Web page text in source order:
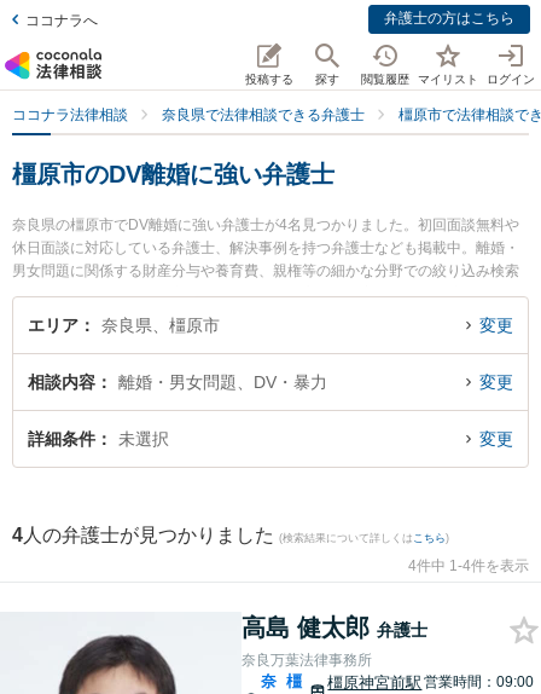
ココナラへ 弁護士の方はこちら
投稿する 探す 閲覧履歴 マイリスト ログイン
ココナラ法律相談 奈良県で法律相談できる弁護士 橿原市で法律相談で
橿原市のDV離婚に強い弁護士
奈良県の橿原市でDV離婚に強い弁護士が4名見つかりました。初回面談無料や
休日面談に対応している弁護士、解決事例を持つ弁護士なども掲載中。離婚・
男女問題に関係する財産分与や養育費、親権等の細かな分野での絞り込み検索
もでき便利です。特に奈良万葉法律事務所の高島 健太郎弁護士や奈良あさひ法
律事務所の島田 裕次弁護士、橿原法律事務所の辻内 誠人弁護士のプロフィール
ル解決の実績豊富な近くの弁護士を検索したい』『初回相談無料でDV離婚を法
律相談できる橿原市内の弁護士に相談予約したい』などでお困りの相談者さん
におすすめです。
エリア 奈良県、橿原市 変更
相談内容 離婚・男女問題、DV・暴力 変更
詳細条件 未選択 変更
4 人の弁護士が見つかりました (検索結果について詳しくは こちら)
4件中 1-4件を表示
高島 健太郎 弁護士
奈良万葉法律事務所
奈 橿
橿原神宮前駅 営業時間：09:00